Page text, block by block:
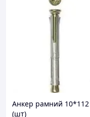
Анкер рамний 10*112
(шт)